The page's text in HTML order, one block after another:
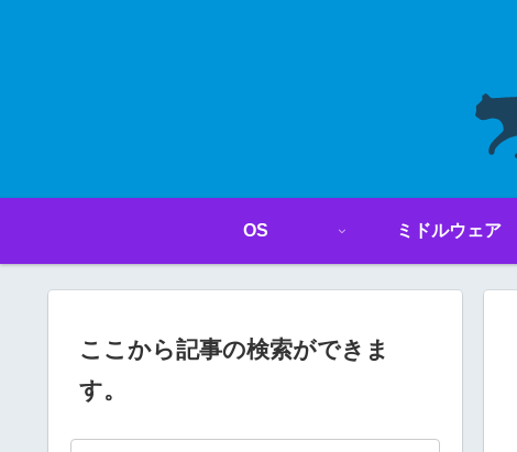
OS ミドルウェア
ここから記事の検索ができま
す。